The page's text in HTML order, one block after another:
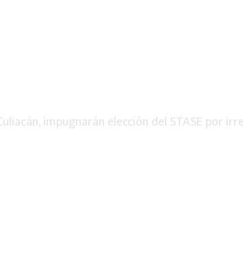
impugnarán elección del STASE por